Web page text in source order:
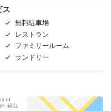
ス
無料駐車場
レストラン
ファミリールーム
ランドリー
of
錫山,